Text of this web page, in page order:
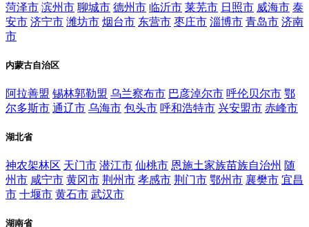
菏泽市 滨州市 聊城市 德州市 临沂市 莱芜市 日照市 威海市 泰
安市 济宁市 潍坊市 烟台市 东营市 枣庄市 淄博市 青岛市 济南
市
内蒙古自治区
阿拉善盟 锡林郭勒盟 乌兰察布市 巴彦淖尔市 呼伦贝尔市 鄂
尔多斯市 通辽市 乌海市 包头市 呼和浩特市 兴安盟市 赤峰市
湖北省
神农架林区 天门市 潜江市 仙桃市 恩施土家族苗族自治州 随
州市 咸宁市 黄冈市 荆州市 孝感市 荆门市 鄂州市 襄樊市 宜昌
市 十堰市 黄石市 武汉市
湖南省